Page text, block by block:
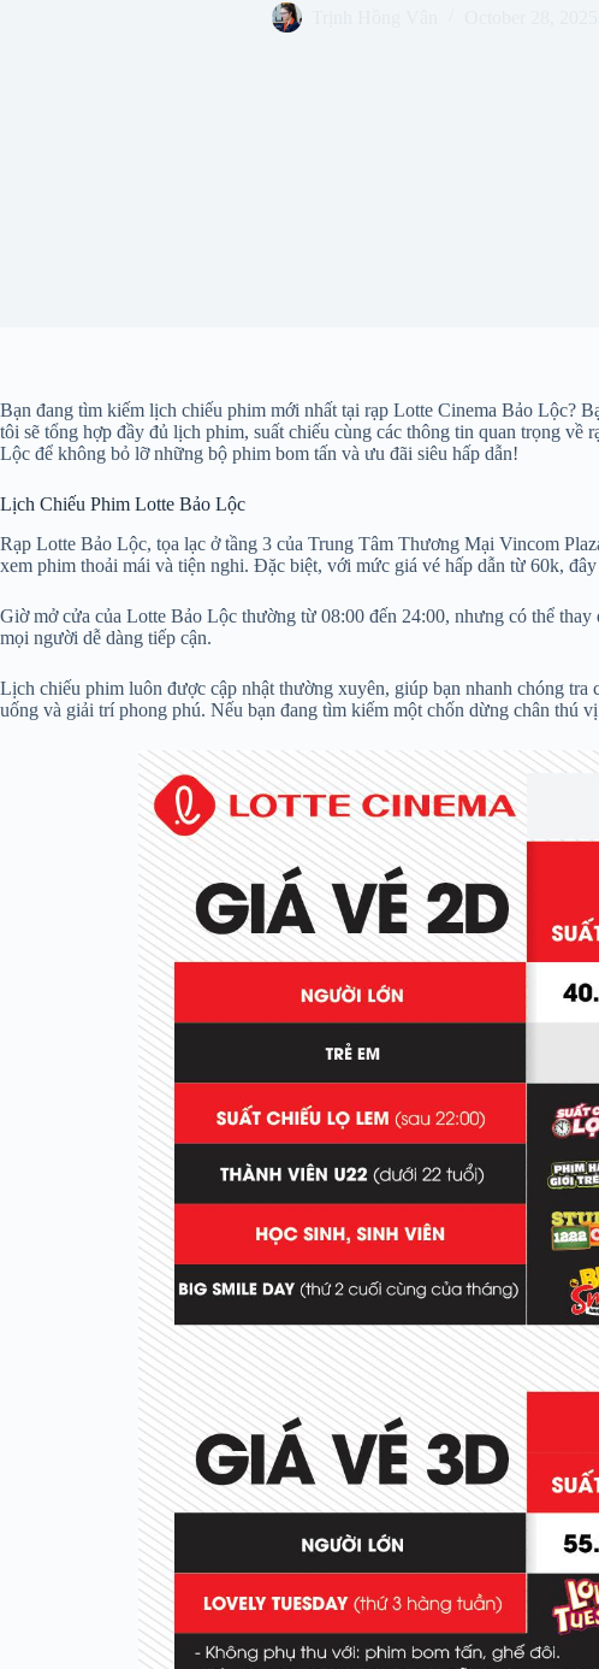
Bạn đang tìm kiếm lịch chiếu phim mới nhất tại rạp Lotte Cinema Bảo Lộc?
tôi sẽ tổng hợp đầy đủ lịch phim, suất chiếu cùng các thông tin quan trọng
Lộc để không bỏ lỡ những bộ phim bom tấn và ưu đãi siêu hấp dẫn!
Lịch Chiếu Phim Lotte Bảo Lộc
Rạp Lotte Bảo Lộc, tọa lạc ở tầng 3 của Trung Tâm Thương Mại Vincom
xem phim thoải mái và tiện nghi. Đặc biệt, với mức giá vé hấp dẫn từ 60k,
Giờ mở cửa của Lotte Bảo Lộc thường từ 08:00 đến 24:00, nhưng có thể
mọi người dễ dàng tiếp cận.
Lịch chiếu phim luôn được cập nhật thường xuyên, giúp bạn nhanh chóng
uống và giải trí phong phú. Nếu bạn đang tìm kiếm một chốn dừng chân thú